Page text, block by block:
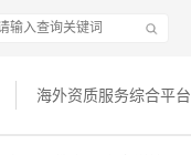
海外资质服务综合平台